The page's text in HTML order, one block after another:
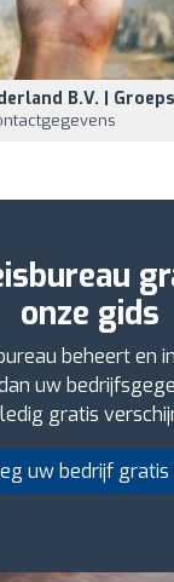
B.V. |
onze gids
beheert en
uw
gratis
uw bedrijf gratis